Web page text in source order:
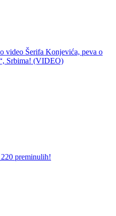
Šerifa Konjevića, peva o
Srbima! (VIDEO)
preminulih!